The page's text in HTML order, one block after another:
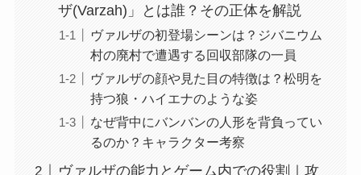
ザ(Varzah)」とは誰？その正体を解説
ヴァルザの初登場シーンは？ジバニウム
村の廃村で遭遇する回収部隊の一員
ヴァルザの顔や見た目の特徴は？松明を
持つ狼・ハイエナのような姿
なぜ背中にバンバンの人形を背負ってい
るのか？キャラクター考察
ヴァルザの能力とゲーム内での役割｜攻